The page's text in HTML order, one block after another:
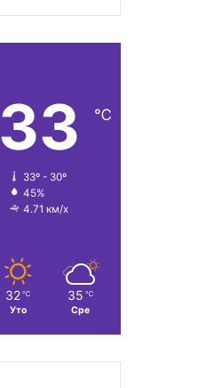
33 ℃
33º - 30º
45%
4.71 км/х
32 ℃
Уто
35 ℃
Сре